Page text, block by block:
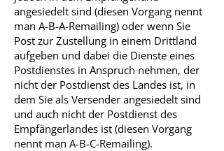
angesiedelt sind (diesen Vorgang nennt
man A-B-A-Remailing) oder wenn Sie
Post zur Zustellung in einem Drittland
aufgeben und dabei die Dienste eines
Postdienstes in Anspruch nehmen, der
nicht der Postdienst des Landes ist, in
dem Sie als Versender angesiedelt sind
und auch nicht der Postdienst des
Empfängerlandes ist (diesen Vorgang
nennt man A-B-C-Remailing).